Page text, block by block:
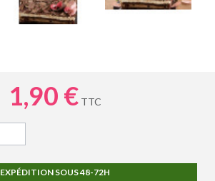
1,90 € TTC
EXPÉDITION SOUS 48-72H